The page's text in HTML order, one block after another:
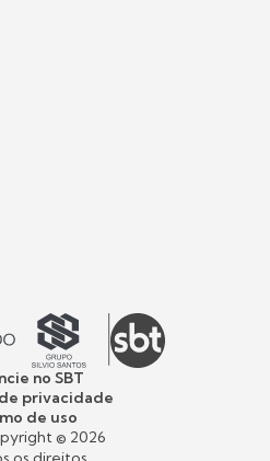
no SBT
privacidade
de uso
© 2026